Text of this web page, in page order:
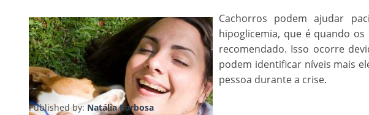
Cachorros podem ajudar
hipoglicemia, que é quando
recomendado. Isso ocorre
podem identificar níveis mais
pessoa durante a crise.
Published by: Natália Barbosa